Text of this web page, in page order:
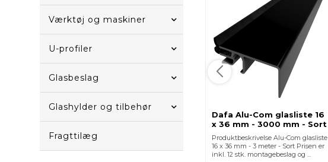
Værktøj og maskiner
U-profiler
Glasbeslag
Glashylder og tilbehør
Fragttilæg
Dafa Alu-Com glasliste 16
x 36 mm - 3000 mm - Sort
Produktbeskrivelse Alu-Com glasliste
16 x 36 mm - 3 meter - Sort Prisen er
inkl. 12 stk. montagebeslag og ...